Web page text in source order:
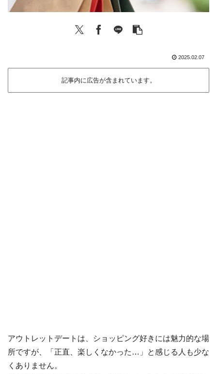
2025.02.07
記事内に広告が含まれています。
アウトレットデートは、ショッピング好きには魅力的な場
所ですが、「正直、楽しくなかった…」と感じる人も少な
くありません。